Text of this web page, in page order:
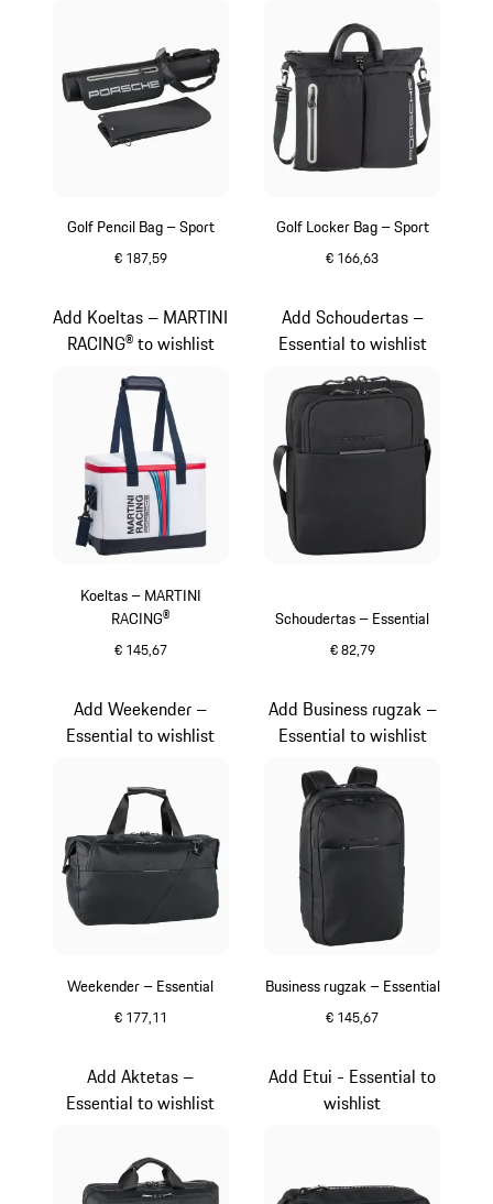
Golf Pencil Bag – Sport
€ 187,59
Golf Locker Bag – Sport
€ 166,63
Koeltas – MARTINI
RACING®
€ 145,67
Add Koeltas – MARTINI
RACING® to wishlist
Schoudertas – Essential
€ 82,79
Add Schoudertas –
Essential to wishlist
Weekender – Essential
€ 177,11
Add Weekender –
Essential to wishlist
Business rugzak – Essential
€ 145,67
Add Business rugzak –
Essential to wishlist
Add Aktetas –
Essential to wishlist
Add Etui - Essential to
wishlist